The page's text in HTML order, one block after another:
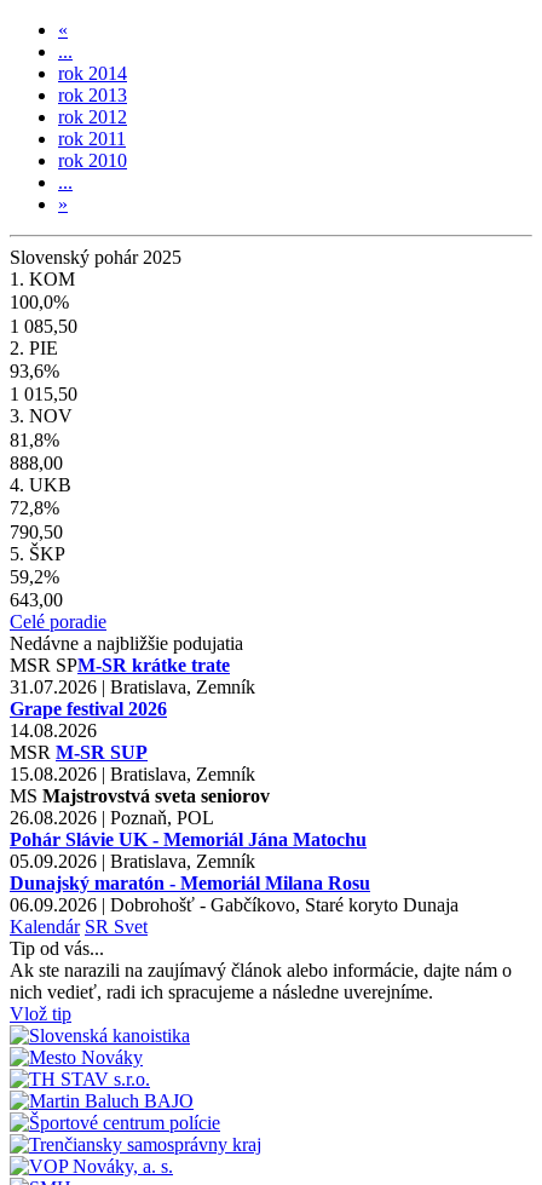
«
...
rok 2014
rok 2013
rok 2012
rok 2011
rok 2010
...
»
Slovenský pohár 2025
1. KOM
100,0%
1 085,50
2. PIE
93,6%
1 015,50
3. NOV
81,8%
888,00
4. UKB
72,8%
790,50
5. ŠKP
59,2%
643,00
Celé poradie
Nedávne a najbližšie podujatia
MSR SPM-SR krátke trate
31.07.2026 | Bratislava, Zemník
Grape festival 2026
14.08.2026
MSR M-SR SUP
15.08.2026 | Bratislava, Zemník
MS Majstrovstvá sveta seniorov
26.08.2026 | Poznaň, POL
Pohár Slávie UK - Memoriál Jána Matochu
05.09.2026 | Bratislava, Zemník
Dunajský maratón - Memoriál Milana Rosu
06.09.2026 | Dobrohošť - Gabčíkovo, Staré koryto Dunaja
Kalendár SR Svet
Tip od vás...
Ak ste narazili na zaujímavý článok alebo informácie, dajte nám o
nich vedieť, radi ich spracujeme a následne uverejníme.
Vlož tip